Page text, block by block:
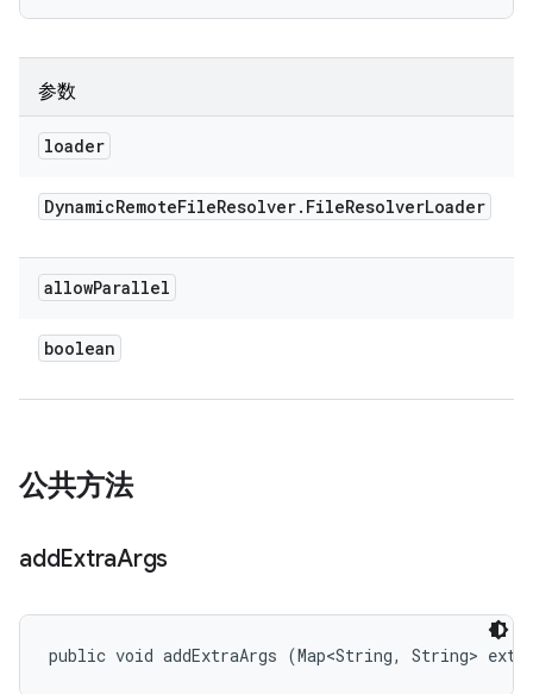
参数
loader
DynamicRemoteFileResolver. FileResolverLoader
allowParallel
boolean
公共方法
addExtraArgs
public void addExtraArgs (Map<String, String>